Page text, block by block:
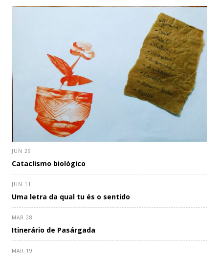
JUN 29
Cataclismo biológico
JUN 11
Uma letra da qual tu és o sentido
MAR 28
Itinerário de Pasárgada
MAR 19